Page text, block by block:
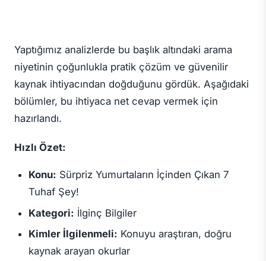
Yaptığımız analizlerde bu başlık altındaki arama
niyetinin çoğunlukla pratik çözüm ve güvenilir
kaynak ihtiyacından doğduğunu gördük. Aşağıdaki
bölümler, bu ihtiyaca net cevap vermek için
hazırlandı.
Hızlı Özet:
Konu: Sürpriz Yumurtaların İçinden Çıkan 7
Tuhaf Şey!
Kategori: İlginç Bilgiler
Kimler İlgilenmeli: Konuyu araştıran, doğru
kaynak arayan okurlar